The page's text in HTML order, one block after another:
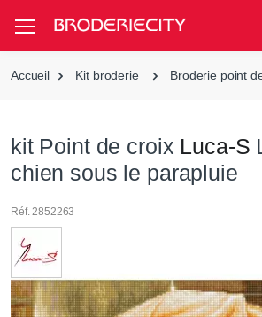
Accueil Kit broderie Broderie point
kit Point de croix Luca-S
chien sous le parapluie
Réf. 2852263